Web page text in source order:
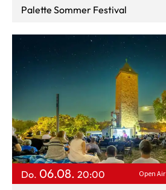
Palette Sommer Festival
Do. 06.08. 20:00 Open Air